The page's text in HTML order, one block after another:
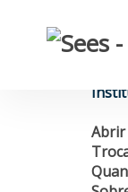
Abrir